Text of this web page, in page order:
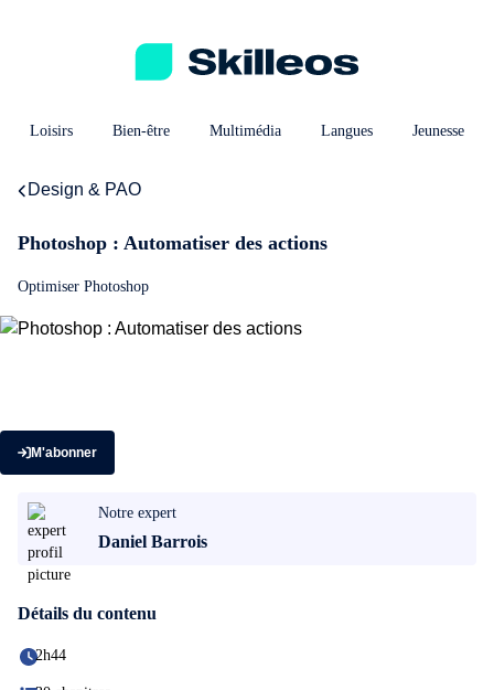
Loisirs Bien-être Multimédia Langues Jeunesse
Design & PAO
Photoshop : Automatiser des actions
Optimiser Photoshop
M'abonner
Notre expert
Daniel Barrois
Détails du contenu
2h44